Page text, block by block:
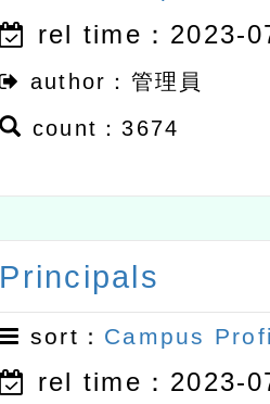
rel time：2023-
author：管理員
count：3674
Principals
sort： Campus
rel time：2023-